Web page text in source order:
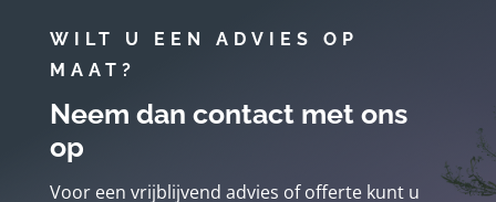
WILT U EEN ADVIES OP
MAAT?
Neem dan contact met ons
op
Voor een vrijblijvend advies of offerte kunt u